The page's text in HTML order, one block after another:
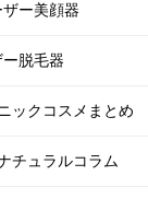
ー美顔器
ー脱毛器
ックコスメまとめ
チュラルコラム